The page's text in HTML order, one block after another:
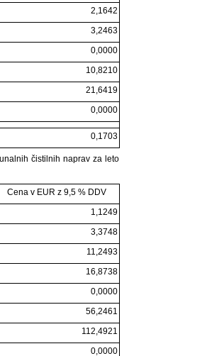
2,1642
3,2463
0,0000
10,8210
21,6419
0,0000
0,1703
čistilnih naprav za leto
Cena v EUR z 9,5 % DDV
1,1249
3,3748
11,2493
16,8738
0,0000
56,2461
112,4921
0,0000